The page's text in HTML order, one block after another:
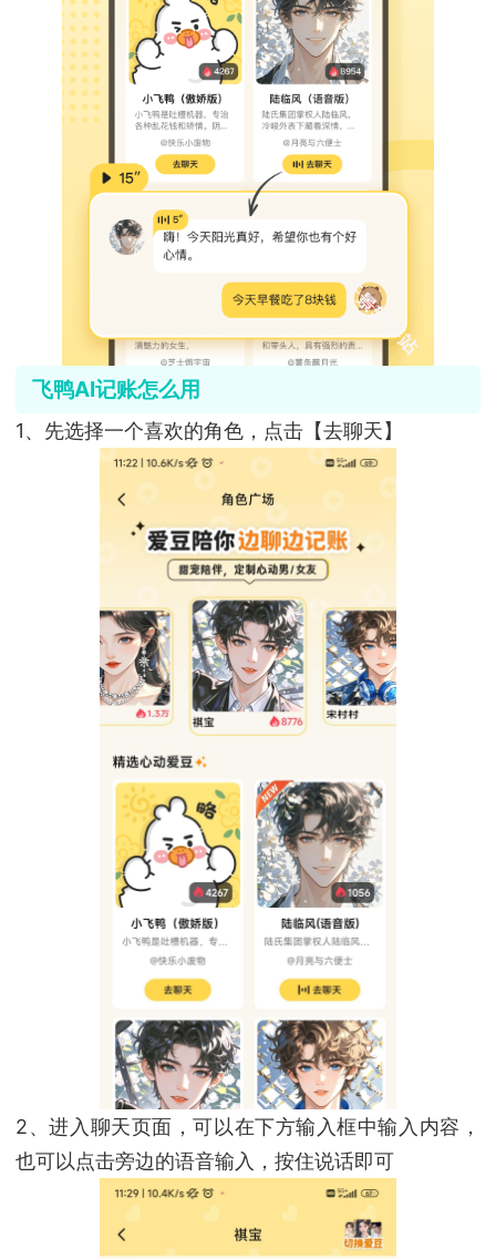
飞鸭AI记账怎么用
1、先选择一个喜欢的角色，点击【去聊天】
2、进入聊天页面，可以在下方输入框中输入内容，
也可以点击旁边的语音输入，按住说话即可